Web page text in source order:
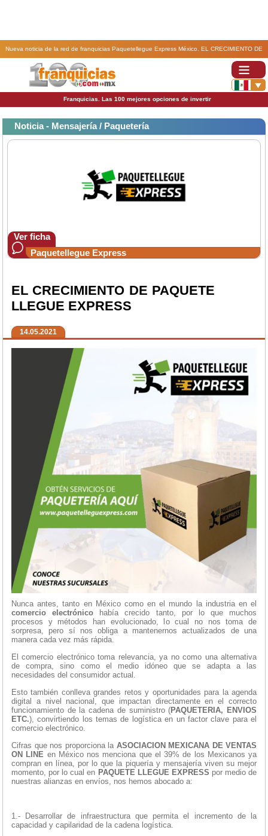
Nueva noticia de la red de franquicias Paquetellegue Express México. EL CRECIMIENTO DE
PAQUETE LLEGUE EXPRESS.
Franquicias. Las 100 mejores opciones de invertir
Noticia - Mensajería / Paquetería
Ver ficha
Paquetellegue Express
EL CRECIMIENTO DE PAQUETE
LLEGUE EXPRESS
14.05.2021
Nunca antes, tanto en México como en el mundo la industria en el
comercio electrónico había crecido tanto, por lo que muchos
procesos y métodos han evolucionado, lo cual no nos toma de
sorpresa, pero sí nos obliga a mantenernos actualizados de una
manera cada vez más rápida.
El comercio electrónico toma relevancia, ya no como una alternativa
de compra, sino como el medio idóneo que se adapta a las
necesidades del consumidor actual.
Esto también conlleva grandes retos y oportunidades para la agenda
digital a nivel nacional, que impactan directamente en el correcto
funcionamiento de la cadena de suministro (PAQUETERIA, ENVIOS
ETC.), convirtiendo los temas de logística en un factor clave para el
comercio electrónico.
Cifras que nos proporciona la ASOCIACION MEXICANA DE VENTAS
ON LINE en México nos menciona que el 39% de los Mexicanos ya
compran en línea, por lo que la piquería y mensajería viven su mejor
momento, por lo cual en PAQUETE LLEGUE EXPRESS por medio de
nuestras alianzas en envíos, nos hemos abocado a:
1.- Desarrollar de infraestructura que permita el incremento de la
capacidad y capilaridad de la cadena logística.